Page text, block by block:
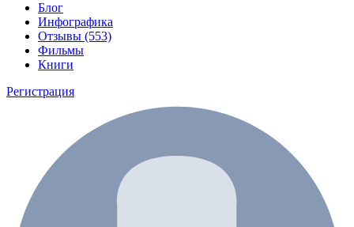
Блог
Инфографика
Отзывы (553)
Фильмы
Книги
Регистрация